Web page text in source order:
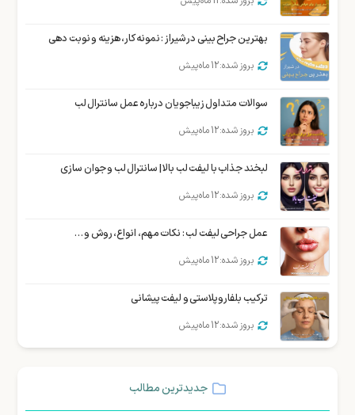
بهترین جراح بینی در شیراز : نمونه کار، هزینه و نوبت دهی
بروز شده: 12 ماه پیش
سوالات متداول زیباجویان درباره عمل سانترال لب
بروز شده: 12 ماه پیش
لبخند جذاب با لیفت لب بالا | سانترال لب و جوان سازی
بروز شده: 12 ماه پیش
عمل جراحی لیفت لب : نکات مهم، انواع، روش و …
بروز شده: 12 ماه پیش
ترکیب بلفاروپلاستی و لیفت پیشانی
بروز شده: 12 ماه پیش
جدیدترین مطالب